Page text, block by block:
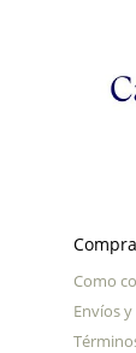
Compra
Como
Envíos